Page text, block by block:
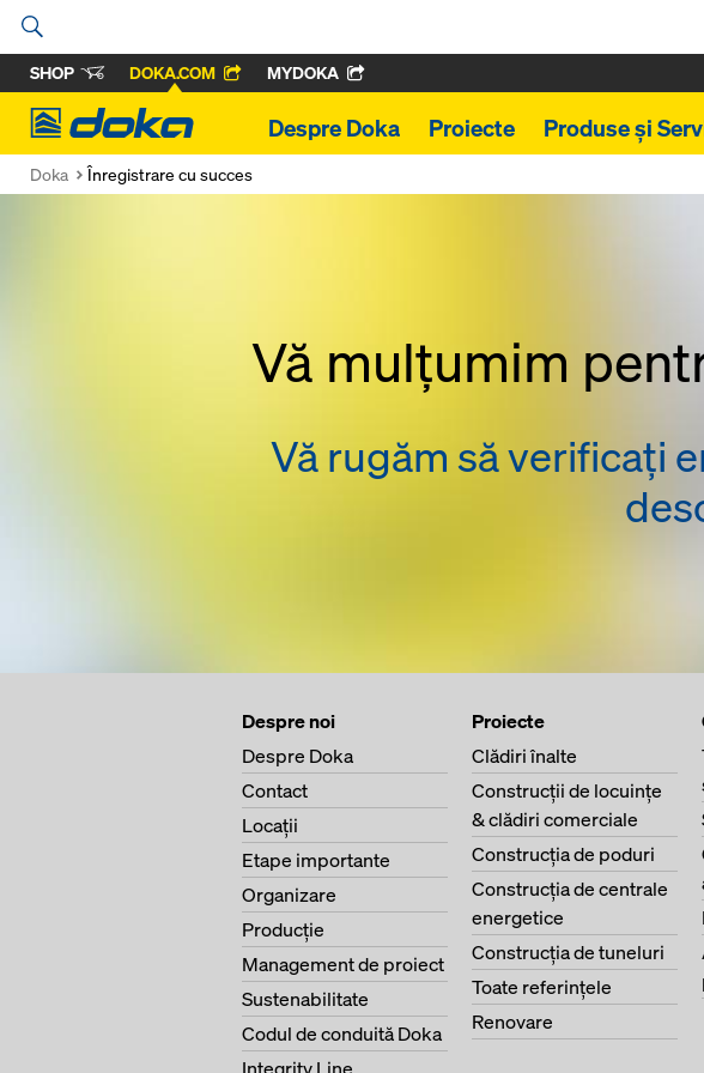
SHOP DOKA.COM MYDOKA
Doka
Despre Doka Proiecte Produse și
Doka Înregistrare cu succes
Vă mulțumim
Vă rugăm să verificați
Despre noi
Despre Doka
Contact
Locaţii
Etape importante
Organizare
Producţie
Management de proiect
Sustenabilitate
Codul de conduită Doka
Proiecte
Clădiri înalte
Construcţii de locuinţe
& clădiri comerciale
Construcţia de poduri
Construcţia de centrale
energetice
Construcţia de tuneluri
Toate referinţele
Renovare